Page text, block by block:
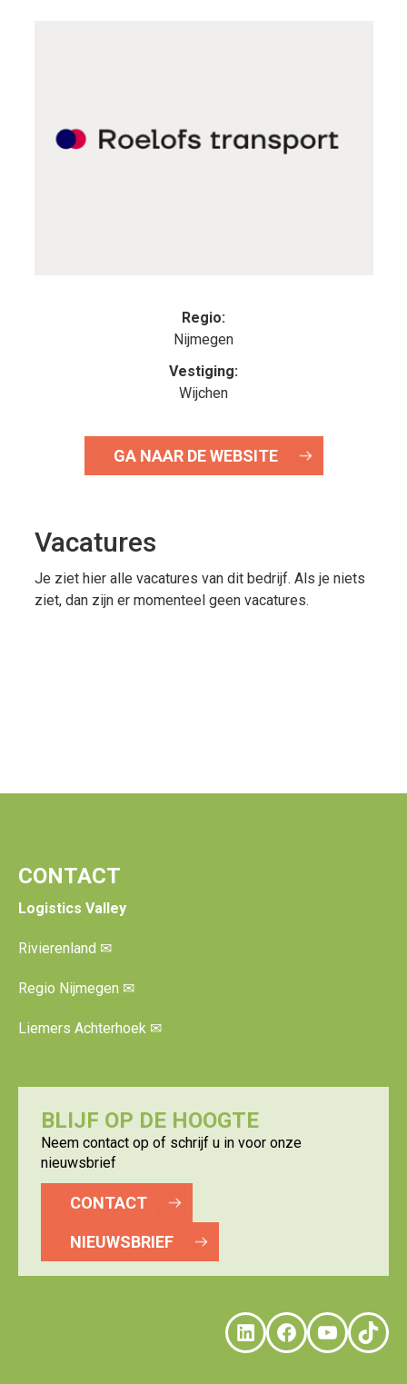
Regio:
Nijmegen
Vestiging:
Wijchen
GA NAAR DE WEBSITE
Vacatures
Je ziet hier alle vacatures van dit bedrijf. Als je niets
ziet, dan zijn er momenteel geen vacatures.
CONTACT
Logistics Valley
Rivierenland ✉
Regio Nijmegen ✉
Liemers Achterhoek ✉
BLIJF OP DE HOOGTE
Neem contact op of schrijf u in voor onze
nieuwsbrief
CONTACT
NIEUWSBRIEF
LinkedIn
Facebook